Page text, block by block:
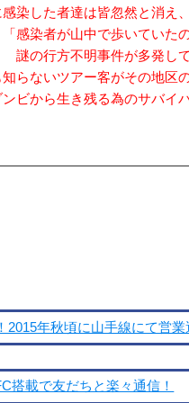
染した者達は皆忽然と消え
感染者が山中で歩いていた
謎の行方不明事件が多発して
らないツアー客がその地区
ンビから生き残る為のサバイ
年秋頃に山手線にて営業
搭載で友だちと楽々通信！